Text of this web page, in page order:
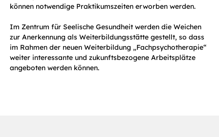
können notwendige Praktikumszeiten erworben werden.
Im Zentrum für Seelische Gesundheit werden die Weichen
zur Anerkennung als Weiterbildungsstätte gestellt, so dass
im Rahmen der neuen Weiterbildung „Fachpsychotherapie“
weiter interessante und zukunftsbezogene Arbeitsplätze
angeboten werden können.